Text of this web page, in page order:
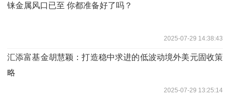
铼金属风口已至 你都准备好了吗？
2025-07-29 14:38:43
汇添富基金胡慧颖：打造稳中求进的低波动境外美元固收策
略
2025-07-29 13:25:14